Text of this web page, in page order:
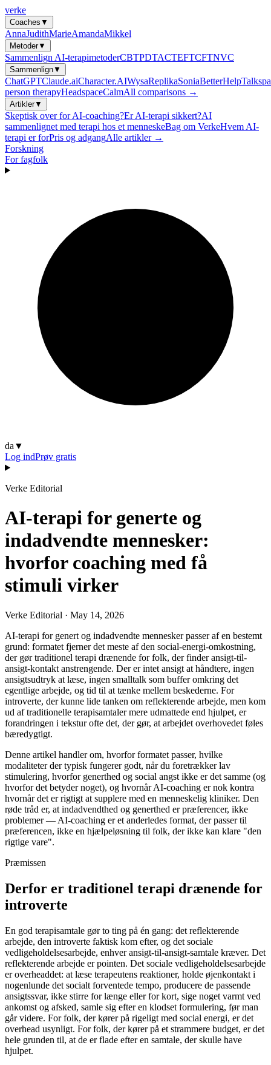
verke
Coaches ▼
AnnaJudithMarieAmandaMikkel
Metoder▼
Sammenlign AI-terapimetoderCBTPDTACTEFTCFTNVC
Sammenlign▼
ChatGPTClaude.aiCharacter.AIWysaReplikaSoniaBetterHelp
person therapyHeadspaceCalmAll comparisons →
Artikler▼
Skeptisk over for AI-coaching?Er AI-terapi sikkert?AI
sammenlignet med terapi hos et menneskeBag om VerkeHvem AI-
terapi er forPris og adgangAlle artikler →
Forskning
For fagfolk
da ▼
Log indPrøv gratis
Verke Editorial
AI-terapi for generte og
indadvendte mennesker:
hvorfor coaching med få
stimuli virker
Verke Editorial · May 14, 2026
AI-terapi for genert og indadvendte mennesker passer af en bestemt
grund: formatet fjerner det meste af den social-energi-omkostning,
der gør traditionel terapi drænende for folk, der finder ansigt-til-
ansigt-kontakt anstrengende. Der er intet ansigt at håndtere, ingen
ansigtsudtryk at læse, ingen smalltalk som buffer omkring det
egentlige arbejde, og tid til at tænke mellem beskederne. For
introverte, der kunne lide tanken om reflekterende arbejde, men kom
ud af traditionelle terapisamtaler mere udmattede end hjulpet, er
forandringen i tekstur ofte det, der gør, at arbejdet overhovedet føles
bæredygtigt.
Denne artikel handler om, hvorfor formatet passer, hvilke
modaliteter der typisk fungerer godt, når du foretrækker lav
stimulering, hvorfor generthed og social angst ikke er det samme (og
hvorfor det betyder noget), og hvornår AI-coaching er nok kontra
hvornår det er rigtigt at supplere med en menneskelig kliniker. Den
røde tråd er, at indadvendthed og generthed er præferencer, ikke
problemer — AI-coaching er et anderledes format, der passer til
præferencen, ikke en hjælpeløsning til folk, der ikke kan klare "den
rigtige vare".
Præmissen
Derfor er traditionel terapi drænende for
introverte
En god terapisamtale gør to ting på én gang: det reflekterende
arbejde, den introverte faktisk kom efter, og det sociale
vedligeholdelsesarbejde, enhver ansigt-til-ansigt-samtale kræver. Det
reflekterende arbejde er pointen. Det sociale vedligeholdelsesarbejde
er overheaddet: at læse terapeutens reaktioner, holde øjenkontakt i
nogenlunde det socialt forventede tempo, producere de passende
ansigtssvar, ikke stirre for længe eller for kort, sige noget varmt ved
ankomst og afsked, samle sig efter en klodset formulering, før man
går videre. For folk, der kører på rigeligt med social energi, er det
overhead usynligt. For folk, der kører på et strammere budget, er det
hele grunden til, at de er flade efter en samtale, der skulle have
hjulpet.